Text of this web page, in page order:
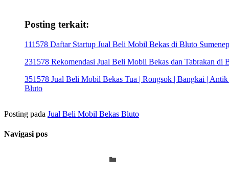
Posting terkait:
111578 Daftar Startup Jual Beli Mobil Bekas di Bluto Sumenep
231578 Rekomendasi Jual Beli Mobil Bekas dan Tabrakan di
351578 Jual Beli Mobil Bekas Tua | Rongsok | Bangkai |
Bluto
Posting pada Jual Beli Mobil Bekas Bluto
Navigasi pos